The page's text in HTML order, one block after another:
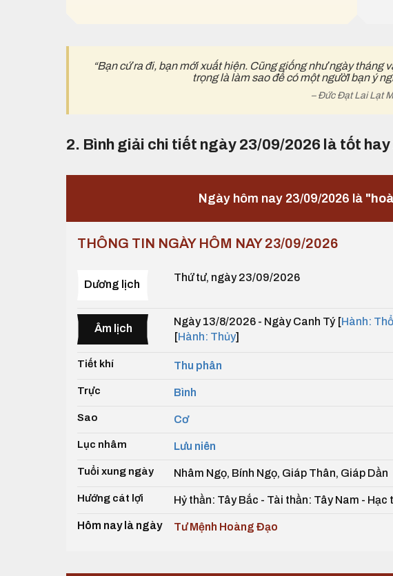
“Bạn cứ ra đi, bạn mới xuất hiện. Cũng giống như ngày tháng
trọng là làm sao để có một ngườI bạn ý
– Đức Đạt Lai Lạt
2. Bình giải chi tiết ngày 23/09/2026 là tốt hay
Ngày hôm nay 23/09/2026 là
THÔNG TIN NGÀY HÔM NAY 23/09/2026
Dương lịch
Thứ tư, ngày 23/09/2026
Âm lịch
Ngày 13/8/2026 - Ngày Canh Tý [Hành: Thổ
[Hành: Thủy]
Tiết khí Thu phân
Trực Bình
Sao Cơ
Lục nhâm Lưu niên
Tuổi xung ngày Nhâm Ngọ, Bính Ngọ, Giáp Thân, Giáp Dần
Hướng cát lợi Hỷ thần: Tây Bắc - Tài thần: Tây Nam - Hạc
Hôm nay là ngày Tư Mệnh Hoàng Đạo